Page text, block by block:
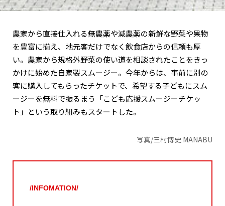
農家から直接仕入れる無農薬や減農薬の新鮮な野菜や果物
を豊富に揃え、地元客だけでなく飲食店からの信頼も厚
い。農家から規格外野菜の使い道を相談されたことをきっ
かけに始めた自家製スムージー。今年からは、事前に別の
客に購入してもらったチケットで、希望する子どもにスム
ージーを無料で振るまう「こども応援スムージーチケッ
ト」という取り組みもスタートした。
写真/三村博史 MANABU
/INFOMATION/